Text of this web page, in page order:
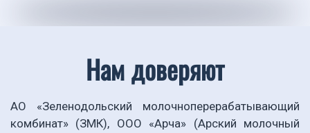
Нам доверяют
АО «Зеленодольский молочноперерабатывающий
комбинат» (ЗМК), ООО «Арча» (Арский молочный